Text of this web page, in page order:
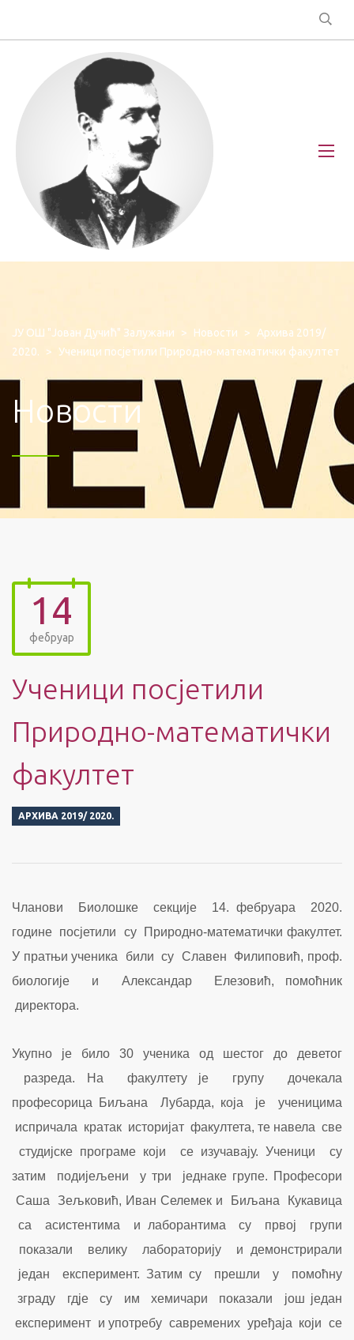
ЈУ ОШ "Јован Дучић" Залужани > Новости >
Архива 2019/
2020.
> Ученици посјетили Природно-математички факултет
Новости
14
фебруар
Ученици посјетили
Природно-математички
факултет
АРХИВА 2019/ 2020.
Чланови Биолошке секције 14. фебруара 2020.
године посјетили су Природно-математички факултет.
У пратњи ученика били су Славен Филиповић, проф.
биологије и Александар Елезовић, помоћник
директора.
Укупно је било 30 ученика од шестог до деветог
разреда. На факултету је групу дочекала
професорица Биљана Лубарда, која је ученицима
испричала кратак историјат факултета, те навела све
студијске програме који се изучавају. Ученици су
затим подијељени у три једнаке групе. Професори
Саша Зељковић, Иван Селемек и Биљана Кукавица
са асистентима и лаборантима су првој групи
показали велику лабораторију и демонстрирали
један експеримент. Затим су прешли у помоћну
зграду гдје су им хемичари показали још један
експеримент и употребу савремених уређаја који се